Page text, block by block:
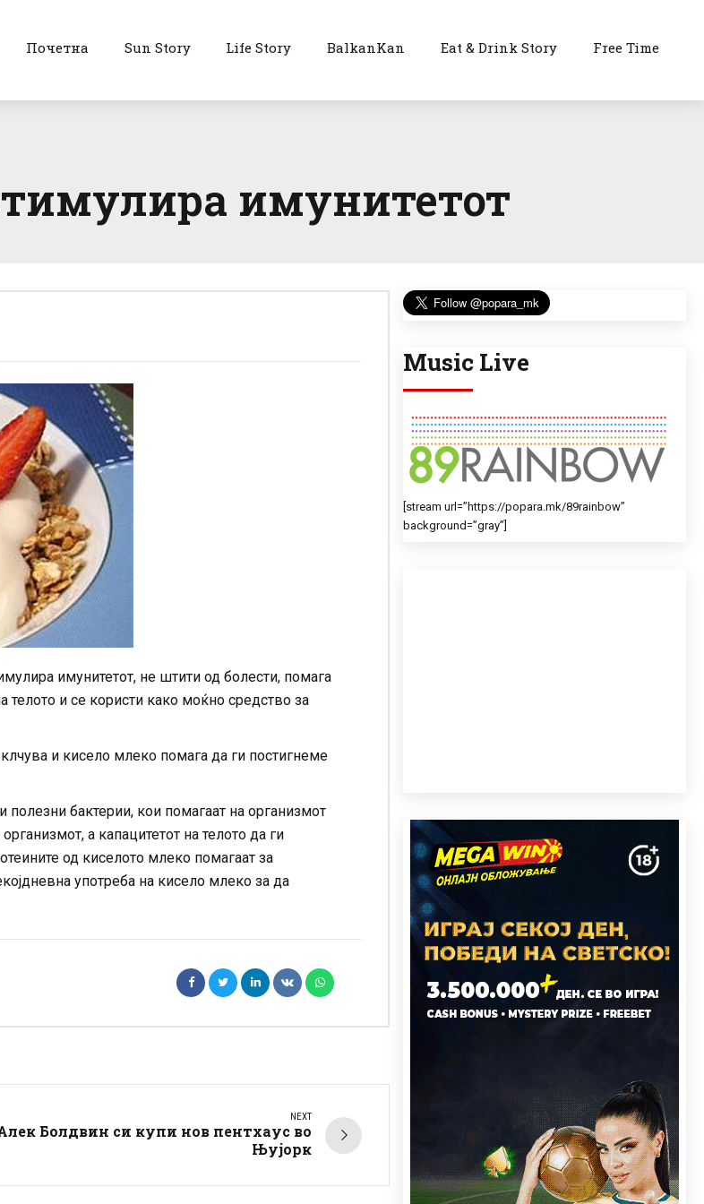
Почетна Sun Story Life Story BalkanKan Eat & Drink Story Free Time
имунитетот
имунитетот, не штити од болести, помага
телото и се користи како моќно средство за
и кисело млеко помага да ги постигнеме
бактерии, кои помагаат на организмот
а капацитетот на телото да ги
од киселото млеко помагаат за
употреба на кисело млеко за да
NEXT
Болдвин си купи нов пентхаус во
Њујорк
Music Live
[stream url=”https://popara.mk/89rainbow”
background=”gray”]